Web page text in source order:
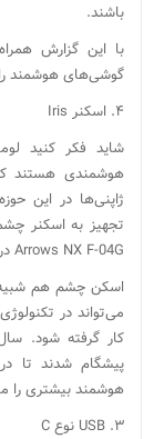
باشند.
گوشی‌های هوشمند
۴. اسکنر Iris
ژاپنی‌ها در این
Arrows NX F-04G در ماه می سال گذشته در ژاپن معرفی شد.
اسکن چشم هم
می‌تواند در
هوشمند بیشتری را
۳. USB نوع C